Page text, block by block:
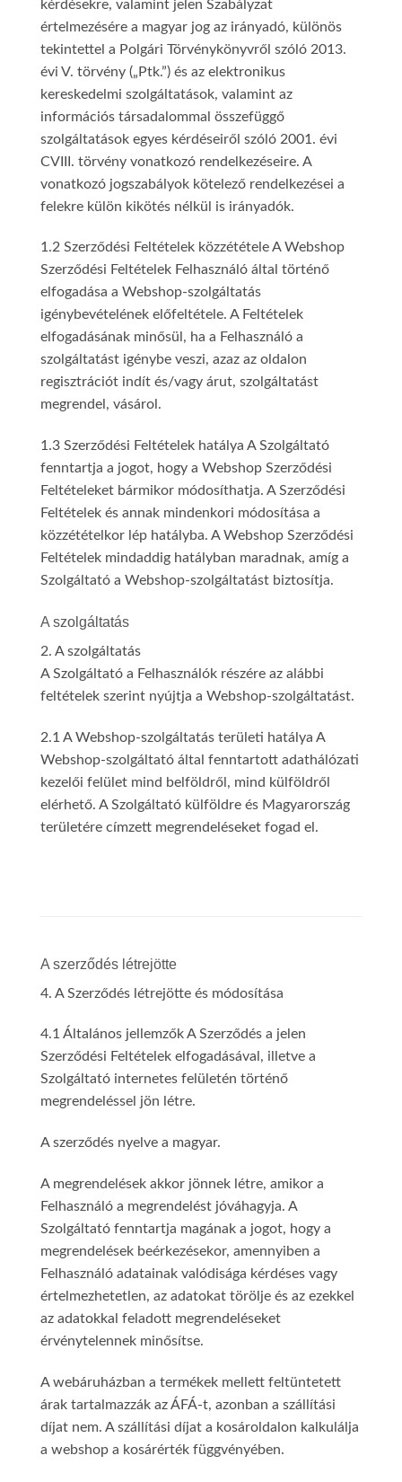
kérdésekre, valamint jelen Szabályzat
értelmezésére a magyar jog az irányadó, különös
tekintettel a Polgári Törvénykönyvről szóló 2013.
évi V. törvény („Ptk.”) és az elektronikus
kereskedelmi szolgáltatások, valamint az
információs társadalommal összefüggő
szolgáltatások egyes kérdéseiről szóló 2001. évi
CVIII. törvény vonatkozó rendelkezéseire. A
vonatkozó jogszabályok kötelező rendelkezései a
felekre külön kikötés nélkül is irányadók.
1.2 Szerződési Feltételek közzététele A Webshop
Szerződési Feltételek Felhasználó által történő
elfogadása a Webshop-szolgáltatás
igénybevételének előfeltétele. A Feltételek
elfogadásának minősül, ha a Felhasználó a
szolgáltatást igénybe veszi, azaz az oldalon
regisztrációt indít és/vagy árut, szolgáltatást
megrendel, vásárol.
1.3 Szerződési Feltételek hatálya A Szolgáltató
fenntartja a jogot, hogy a Webshop Szerződési
Feltételeket bármikor módosíthatja. A Szerződési
Feltételek és annak mindenkori módosítása a
közzétételkor lép hatályba. A Webshop Szerződési
Feltételek mindaddig hatályban maradnak, amíg a
Szolgáltató a Webshop-szolgáltatást biztosítja.
A szolgáltatás
2. A szolgáltatás
A Szolgáltató a Felhasználók részére az alábbi
feltételek szerint nyújtja a Webshop-szolgáltatást.
2.1 A Webshop-szolgáltatás területi hatálya A
Webshop-szolgáltató által fenntartott adathálózati
kezelői felület mind belföldről, mind külföldről
elérhető. A Szolgáltató külföldre és Magyarország
területére címzett megrendeléseket fogad el.
A szerződés létrejötte
4. A Szerződés létrejötte és módosítása
4.1 Általános jellemzők A Szerződés a jelen
Szerződési Feltételek elfogadásával, illetve a
Szolgáltató internetes felületén történő
megrendeléssel jön létre.
A szerződés nyelve a magyar.
A megrendelések akkor jönnek létre, amikor a
Felhasználó a megrendelést jóváhagyja. A
Szolgáltató fenntartja magának a jogot, hogy a
megrendelések beérkezésekor, amennyiben a
Felhasználó adatainak valódisága kérdéses vagy
értelmezhetetlen, az adatokat törölje és az ezekkel
az adatokkal feladott megrendeléseket
érvénytelennek minősítse.
A webáruházban a termékek mellett feltüntetett
árak tartalmazzák az ÁFÁ-t, azonban a szállítási
díjat nem. A szállítási díjat a kosároldalon kalkulálja
a webshop a kosárérték függvényében.